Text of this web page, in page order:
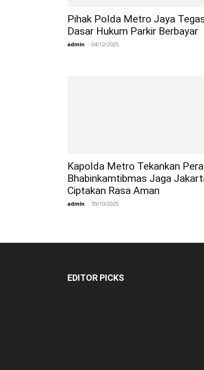
Pihak Polda Metro Jaya
Dasar Hukum Parkir Berbayar
admin - 04/12/2025
Kapolda Metro Tekankan
Bhabinkamtibmas Jaga
Ciptakan Rasa Aman
admin - 30/10/2025
EDITOR PICKS